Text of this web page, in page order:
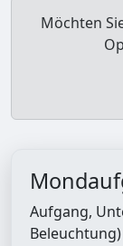
Möchten
Aufgang,
Beleuchtung)